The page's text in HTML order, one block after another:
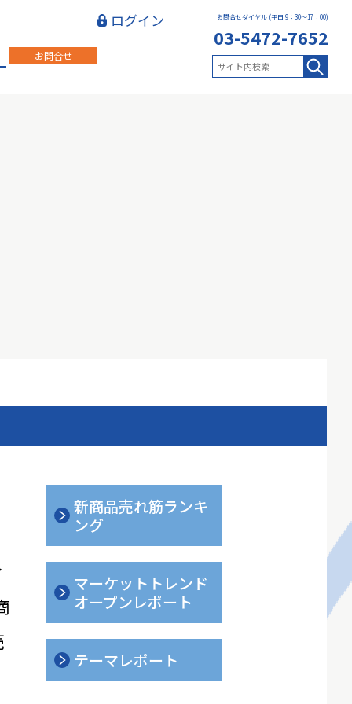
お問合せ
お問合せダイヤル (平日 9：30～17：00)
03-5472-7652
ログイン
新商品売れ筋ランキ
ング
マーケットトレンド
オープンレポート
テーマレポート